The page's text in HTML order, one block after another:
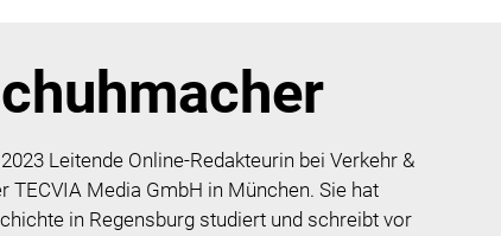
Leitende Online-Redakteurin bei Verkehr &
TECVIA Media GmbH in München. Sie hat
in Regensburg studiert und schreibt vor